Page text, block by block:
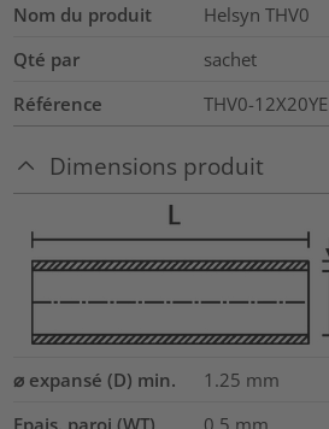
Nom du produit
Helsyn THV0
Qté par
sachet
Référence
THV0-12X20YE
Dimensions produit
⌀ expansé (D) min. 1.25 mm